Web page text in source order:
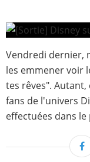
Vendredi dernier,
les emmener voir
tes rêves". Autant,
fans de l'univers
effectuées dans le